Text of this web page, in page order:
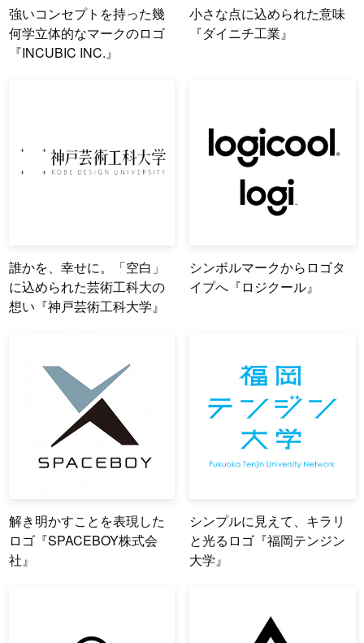
強いコンセプトを持った幾
何学立体的なマークのロゴ
『INCUBIC INC.』
小さな点に込められた意味
『ダイニチ工業』
誰かを、幸せに。「空白」
に込められた芸術工科大の
想い『神戸芸術工科大学』
シンボルマークからロゴタ
イプへ『ロジクール』
解き明かすことを表現した
ロゴ『SPACEBOY株式会
社』
シンプルに見えて、キラリ
と光るロゴ『福岡テンジン
大学』